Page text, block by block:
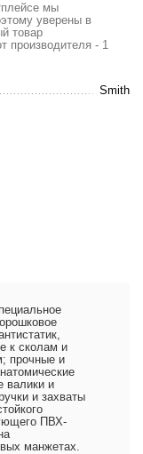
мы
уверены в
товар
производителя - 1
Smith
к сколам и
прочные и
валики и
и захваты
ПВХ-
манжетах.